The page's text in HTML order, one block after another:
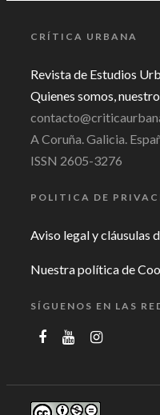
CRÍTICA URBANA
Revista de Estudios
Quienes somos,
A Coruña. Galicia.
ISSN 2605-3276
POLITICA DE
Aviso legal y cláusulas
Nuestra política de
SÍGUENOS EN LAS